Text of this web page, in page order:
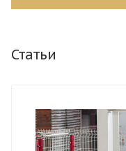
Статьи